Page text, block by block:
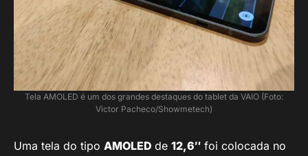
Tela AMOLED é um dos grandes destaques do tablet da VAIO (Foto:
Victor Pacheco/Showmetech)
Uma tela do tipo AMOLED de 12,6″ foi colocada no